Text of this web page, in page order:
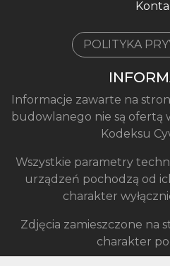
POLITYKA
Informacje zawarte na
budowlanego nie są ofertą
Kodeksu
Wszystkie parametry
urządzeń pochodzą od
charakter
Zdjęcia zamieszczone na
charakter